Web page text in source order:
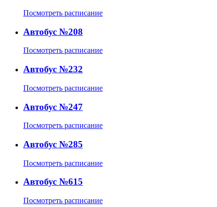
Посмотреть расписание
Автобус №208
Посмотреть расписание
Автобус №232
Посмотреть расписание
Автобус №247
Посмотреть расписание
Автобус №285
Посмотреть расписание
Автобус №615
Посмотреть расписание